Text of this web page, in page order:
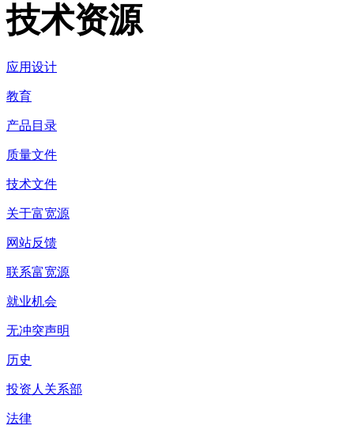
技术资源
应用设计
教育
产品目录
质量文件
技术文件
关于富宽源
网站反馈
联系富宽源
就业机会
无冲突声明
历史
投资人关系部
法律